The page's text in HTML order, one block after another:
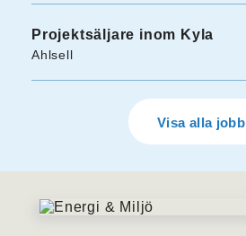
Projektsäljare inom Kyla
Ahlsell
Visa alla jobb